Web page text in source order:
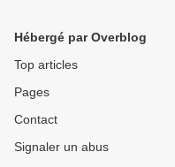
Hébergé par Overblog
Top articles
Pages
Contact
Signaler un abus